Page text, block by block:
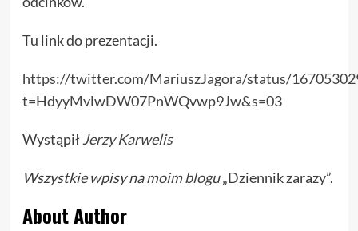
Tu link do prezentacji.
https://twitter.com/MariuszJagora/status/
t=HdyyMvlwDW07PnWQvwp9Jw&s=03
WystąpiłJerzy Karwelis
Wszystkie wpisy namoim blogu„Dziennik zarazy”.
About Author